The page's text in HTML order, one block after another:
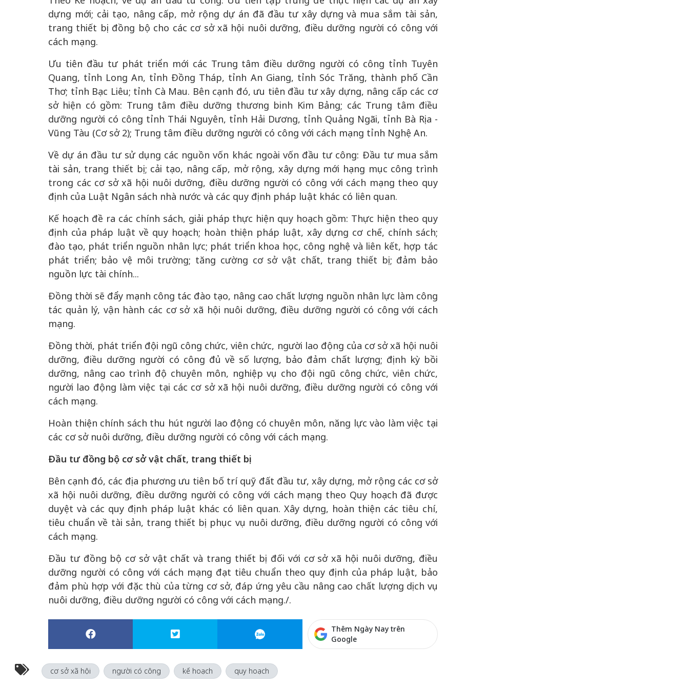
dựng mới; cải tạo, nâng cấp, mở rộng dự án đã đầu tư xây dựng và mua sắm tài sản,
trang thiết bị đồng bộ cho các cơ sở xã hội nuôi dưỡng, điều dưỡng người có công với
cách mạng.
Ưu tiên đầu tư phát triển mới các Trung tâm điều dưỡng người có công tỉnh Tuyên
Quang, tỉnh Long An, tỉnh Đồng Tháp, tỉnh An Giang, tỉnh Sóc Trăng, thành phố Cần
Thơ; tỉnh Bạc Liêu; tỉnh Cà Mau. Bên cạnh đó, ưu tiên đầu tư xây dựng, nâng cấp các cơ
sở hiện có gồm: Trung tâm điều dưỡng thương binh Kim Bảng; các Trung tâm điều
dưỡng người có công tỉnh Thái Nguyên, tỉnh Hải Dương, tỉnh Quảng Ngãi, tỉnh Bà Rịa -
Vũng Tàu (Cơ sở 2); Trung tâm điều dưỡng người có công với cách mạng tỉnh Nghệ An.
Về dự án đầu tư sử dụng các nguồn vốn khác ngoài vốn đầu tư công: Đầu tư mua sắm
tài sản, trang thiết bị; cải tạo, nâng cấp, mở rộng, xây dựng mới hạng mục công trình
trong các cơ sở xã hội nuôi dưỡng, điều dưỡng người có công với cách mạng theo quy
định của Luật Ngân sách nhà nước và các quy định pháp luật khác có liên quan.
Kế hoạch đề ra các chính sách, giải pháp thực hiện quy hoạch gồm: Thực hiện theo quy
định của pháp luật về quy hoạch; hoàn thiện pháp luật, xây dựng cơ chế, chính sách;
đào tạo, phát triển nguồn nhân lực; phát triển khoa học, công nghệ và liên kết, hợp tác
phát triển; bảo vệ môi trường; tăng cường cơ sở vật chất, trang thiết bị; đảm bảo
nguồn lực tài chính...
Đồng thời sẽ đẩy mạnh công tác đào tạo, nâng cao chất lượng nguồn nhân lực làm công
tác quản lý, vận hành các cơ sở xã hội nuôi dưỡng, điều dưỡng người có công với cách
mạng.
Đồng thời, phát triển đội ngũ công chức, viên chức, người lao động của cơ sở xã hội nuôi
dưỡng, điều dưỡng người có công đủ về số lượng, bảo đảm chất lượng; định kỳ bồi
dưỡng, nâng cao trình độ chuyên môn, nghiệp vụ cho đội ngũ công chức, viên chức,
người lao động làm việc tại các cơ sở xã hội nuôi dưỡng, điều dưỡng người có công với
cách mạng.
Hoàn thiện chính sách thu hút người lao động có chuyên môn, năng lực vào làm việc tại
các cơ sở nuôi dưỡng, điều dưỡng người có công với cách mạng.
Đầu tư đồng bộ cơ sở vật chất, trang thiết bị
Bên cạnh đó, các địa phương ưu tiên bố trí quỹ đất đầu tư, xây dựng, mở rộng các cơ sở
xã hội nuôi dưỡng, điều dưỡng người có công với cách mạng theo Quy hoạch đã được
duyệt và các quy định pháp luật khác có liên quan. Xây dựng, hoàn thiện các tiêu chí,
tiêu chuẩn về tài sản, trang thiết bị phục vụ nuôi dưỡng, điều dưỡng người có công với
cách mạng.
Đầu tư đồng bộ cơ sở vật chất và trang thiết bị đối với cơ sở xã hội nuôi dưỡng, điều
dưỡng người có công với cách mạng đạt tiêu chuẩn theo quy định của pháp luật, bảo
đảm phù hợp với đặc thù của từng cơ sở, đáp ứng yêu cầu nâng cao chất lượng dịch vụ
nuôi dưỡng, điều dưỡng người có công với cách mạng./.
Thêm Ngày Nay trên
Google
cơ sở xã hội người có công kế hoạch quy hoạch